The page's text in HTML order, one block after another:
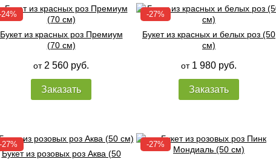
Букет из красных роз Премиум
(70 см)
от 2 560 руб.
Заказать
Букет из красных и белых роз (50
см)
от 1 980 руб.
Заказать
Букет из розовых роз Аква (50